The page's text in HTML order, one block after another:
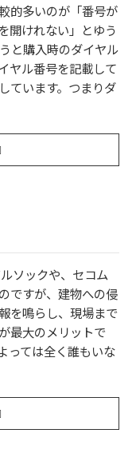
的多いのが「番号が
開けれない」とゆう
と購入時のダイヤル
ヤル番号を記載して
ています。つまりダ
ソックや、セコム
ですが、建物への侵
を鳴らし、現場まで
最大のメリットで
っては全く誰もいな